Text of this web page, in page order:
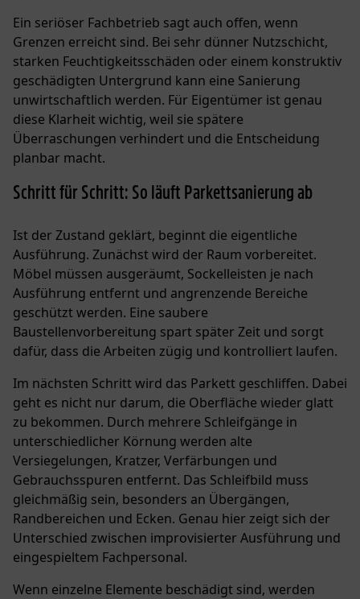
Ein seriöser Fachbetrieb sagt auch offen, wenn
Grenzen erreicht sind. Bei sehr dünner Nutzschicht,
starken Feuchtigkeitsschäden oder einem konstruktiv
geschädigten Untergrund kann eine Sanierung
unwirtschaftlich werden. Für Eigentümer ist genau
diese Klarheit wichtig, weil sie spätere
Überraschungen verhindert und die Entscheidung
planbar macht.
Schritt für Schritt: So läuft Parkettsanierung ab
Ist der Zustand geklärt, beginnt die eigentliche
Ausführung. Zunächst wird der Raum vorbereitet.
Möbel müssen ausgeräumt, Sockelleisten je nach
Ausführung entfernt und angrenzende Bereiche
geschützt werden. Eine saubere
Baustellenvorbereitung spart später Zeit und sorgt
dafür, dass die Arbeiten zügig und kontrolliert laufen.
Im nächsten Schritt wird das Parkett geschliffen. Dabei
geht es nicht nur darum, die Oberfläche wieder glatt
zu bekommen. Durch mehrere Schleifgänge in
unterschiedlicher Körnung werden alte
Versiegelungen, Kratzer, Verfärbungen und
Gebrauchsspuren entfernt. Das Schleifbild muss
gleichmäßig sein, besonders an Übergängen,
Randbereichen und Ecken. Genau hier zeigt sich der
Unterschied zwischen improvisierter Ausführung und
eingespieltem Fachpersonal.
Wenn einzelne Elemente beschädigt sind, werden